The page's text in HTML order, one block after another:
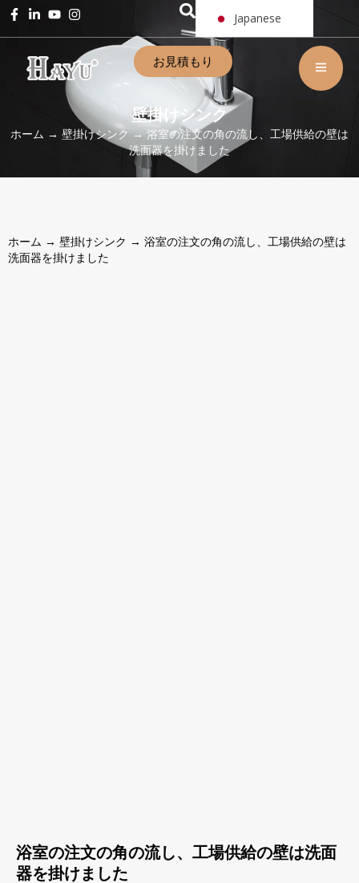
Japanese
お見積もり
壁掛けシンク
ホーム → 壁掛けシンク→ 浴室の注文の角の流し、工場供給の壁は
洗面器を掛けました
ホーム → 壁掛けシンク → 浴室の注文の角の流し、工場供給の壁は
洗面器を掛けました
浴室の注文の角の流し、工場供給の壁は洗面
器を掛けました